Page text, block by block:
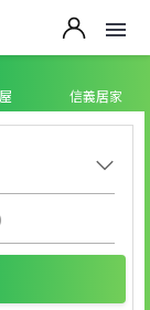
信義居家